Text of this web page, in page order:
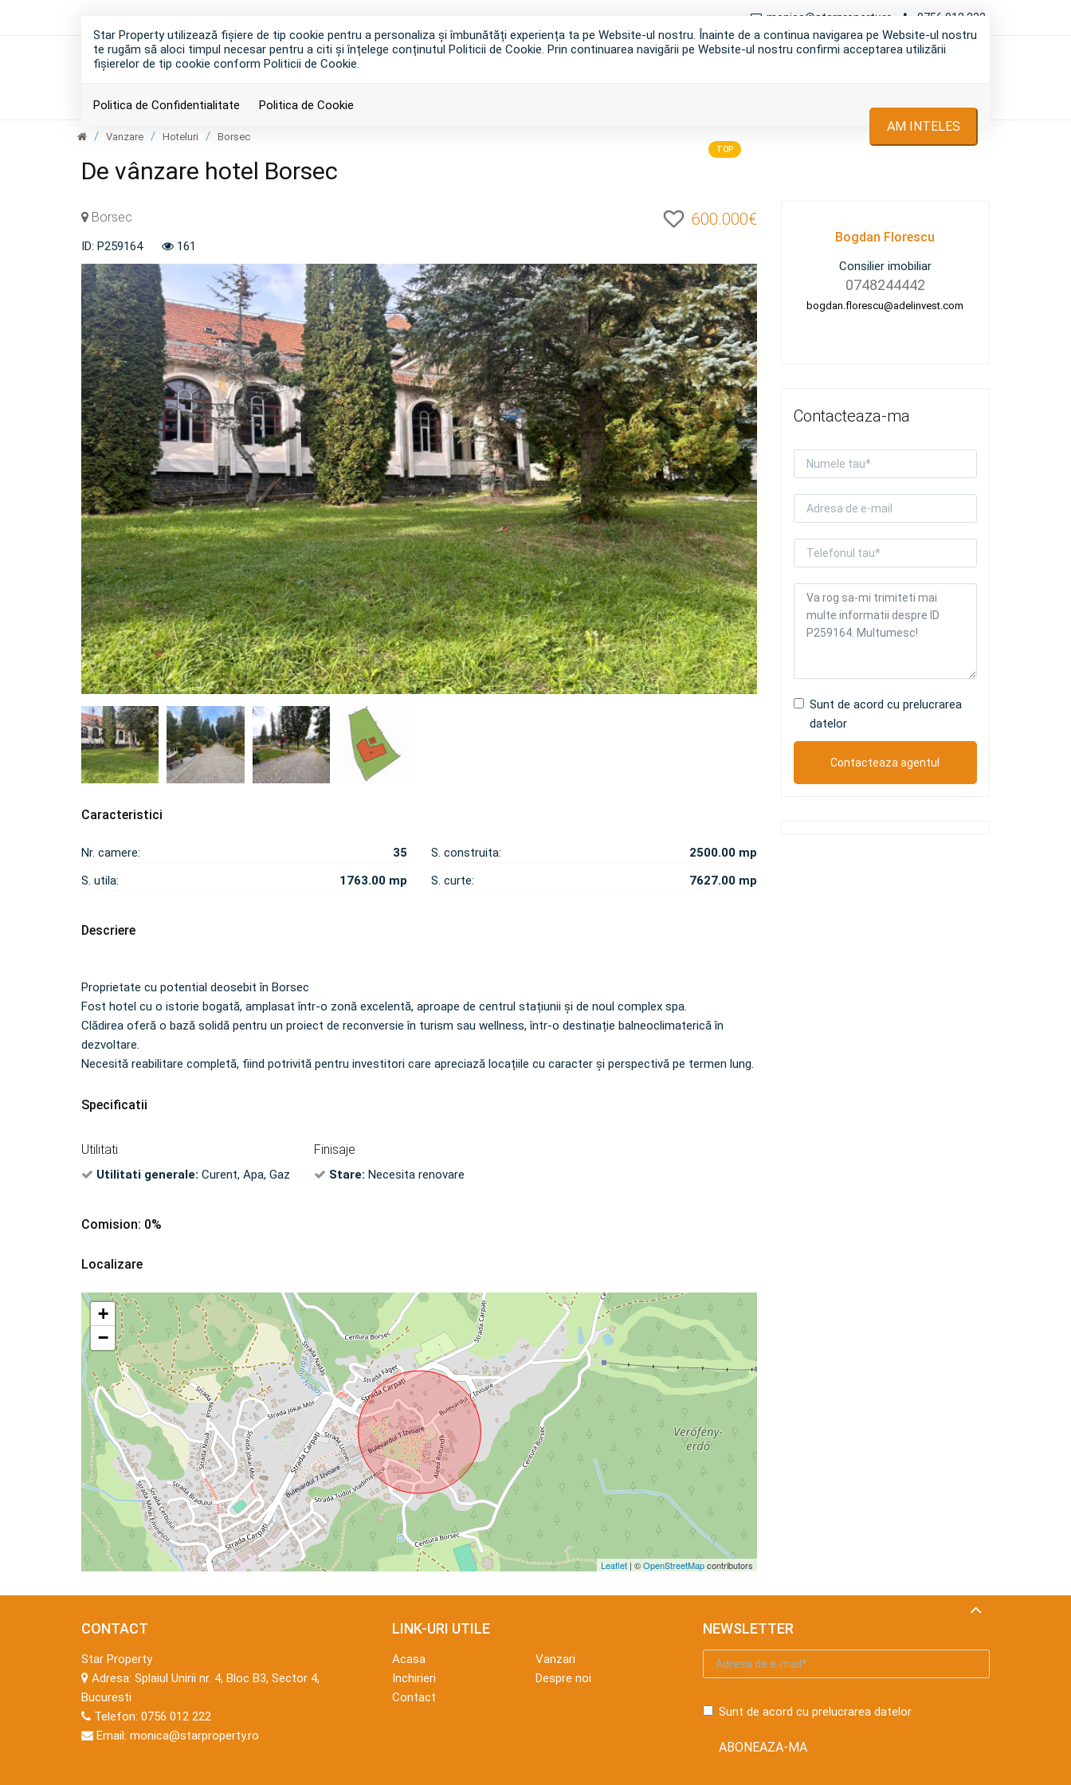
Star Property utilizează fişiere de tip cookie pentru a personaliza și îmbunătăți experiența ta pe Website-ul nostru. Înainte de a continua navigarea pe Website-ul nostru
te rugăm să aloci timpul necesar pentru a citi și înțelege conținutul Politicii de Cookie. Prin continuarea navigării pe Website-ul nostru confirmi acceptarea utilizării
fişierelor de tip cookie conform Politicii de Cookie.
Politica de Confidentialitate Politica de Cookie
AM INTELES
monica@starproperty.ro 0756 012 222
Vanzare Hoteluri Borsec
De vânzare hotel Borsec
Borsec 600.000€
ID: P259164 161
TOP
Caracteristici
Nr. camere:
35
S. utila:
1763.00 mp
S. construita:
2500.00 mp
S. curte:
7627.00 mp
Descriere
Proprietate cu potential deosebit în Borsec
Fost hotel cu o istorie bogată, amplasat într-o zonă excelentă, aproape de centrul stațiunii și de noul complex spa.
Clădirea oferă o bază solidă pentru un proiect de reconversie în turism sau wellness, într-o destinație balneoclimaterică în
dezvoltare.
Necesită reabilitare completă, fiind potrivită pentru investitori care apreciază locațiile cu caracter și perspectivă pe termen lung.
Specificatii
Utilitati
Utilitati generale: Curent, Apa, Gaz
Finisaje
Stare: Necesita renovare
Comision: 0%
Localizare
+
−
Leaflet| ©OpenStreetMapcontributors
Bogdan Florescu
Consilier imobiliar
0748244442
bogdan.florescu@adelinvest.com
Contacteaza-ma
Sunt de acord cu prelucrarea
datelor
CONTACT
Star Property
Adresa: Splaiul Unirii nr. 4, Bloc B3, Sector 4,
Bucuresti
Telefon: 0756 012 222
Email: monica@starproperty.ro
LINK-URI UTILE
Acasa
Vanzari
Inchirieri
Despre noi
Contact
NEWSLETTER
Sunt de acord cu prelucrarea datelor